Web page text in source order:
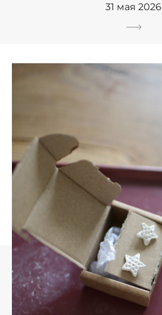
31 мая 2026